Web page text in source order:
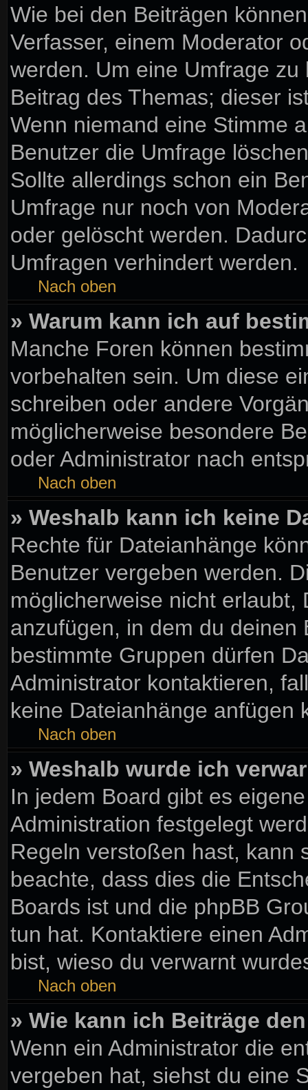
Wie bei den Beiträgen
Verfasser, einem Moderator
werden. Um eine Umfrage
Beitrag des Themas; dieser
Wenn niemand eine Stimme
Benutzer die Umfrage
Sollte allerdings schon ein
Umfrage nur noch von
oder gelöscht werden.
Umfragen verhindert werden.
Nach oben
» Warum kann ich auf
Manche Foren können
vorbehalten sein. Um diese
schreiben oder andere
möglicherweise besondere
oder Administrator nach
Nach oben
» Weshalb kann ich keine
Rechte für Dateianhänge
Benutzer vergeben werden.
möglicherweise nicht
anzufügen, in dem du
bestimmte Gruppen dürfen
Administrator kontaktieren,
keine Dateianhänge anfügen
Nach oben
» Weshalb wurde ich
In jedem Board gibt es
Administration festgelegt
Regeln verstoßen hast, kann
beachte, dass dies die
Boards ist und die phpBB
tun hat. Kontaktiere einen
bist, wieso du verwarnt
Nach oben
» Wie kann ich Beiträge
Wenn ein Administrator die
vergeben hat, siehst du eine